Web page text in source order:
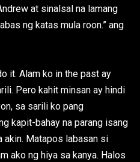
at sinalsal na lamang
ng katas mula roon.” ang
it. Alam ko in the past ay
Pero kahit minsan ay hindi
sa sarili ko pang
kapit-bahay na parang isang
akin. Matapos labasan si
ako ng hiya sa kanya. Halos